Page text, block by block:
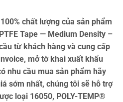
chất lượng của sản phẩm
Tape — Medium Density –
từ khách hàng và cung cấp
mở tờ khai xuất khẩu
nhu cầu mua sản phẩm hãy
sớm nhất, chúng tôi sẽ hỗ trợ
loại 16050, POLY-TEMP®